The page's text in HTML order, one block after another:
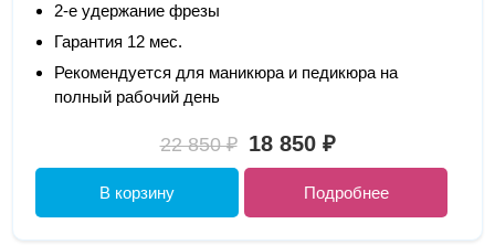
2-е удержание фрезы
Гарантия 12 мес.
Рекомендуется для маникюра и педикюра на
полный рабочий день
22 850 ₽ 18 850 ₽
В корзину Подробнее